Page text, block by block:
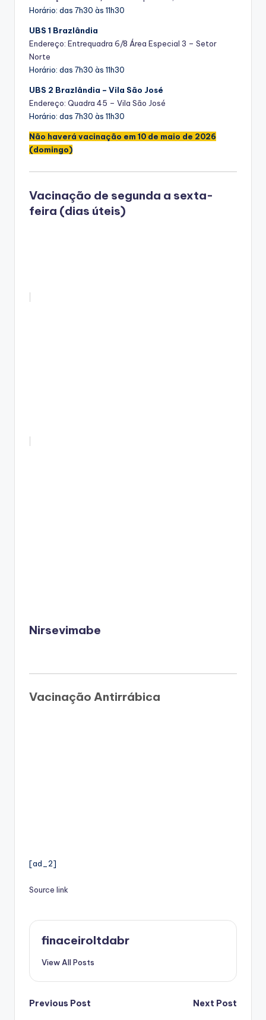
Horário: das 7h30 às 11h30
UBS 1 Brazlândia
Endereço: Entrequadra 6/8 Área Especial 3 – Setor
Norte
Horário: das 7h30 às 11h30
UBS 2 Brazlândia – Vila São José
Endereço: Quadra 45 – Vila São José
Horário: das 7h30 às 11h30
Não haverá vacinação em 10 de maio de 2026
(domingo)
Vacinação de segunda a sexta-
feira (dias úteis)
Nirsevimabe
Vacinação Antirrábica
[ad_2]
Source link
finaceiroltdabr
View All Posts
Post
Previous Post
Next Post